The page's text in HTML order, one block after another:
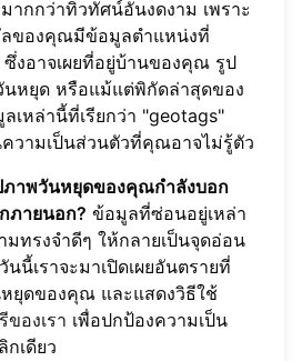
ากกว่าทิวทัศน์อันงดงาม เพราะ
ของคุณมีข้อมูลตำแหน่งที่
งอาจเผยที่อยู่บ้านของคุณ รูป
นหยุด หรือแม้แต่พิกัดล่าสุดของ
เหล่านี้ที่เรียกว่า "geotags"
ความเป็นส่วนตัวที่คุณอาจไม่รู้ตัว
าพวันหยุดของคุณกำลังบอก
ภายนอก? ข้อมูลที่ซ่อนอยู่เหล่า
มทรงจำดีๆ ให้กลายเป็นจุดอ่อน
นี้เราจะมาเปิดเผยอันตรายที่
ยุดของคุณ และแสดงวิธีใช้
องเรา เพื่อปกป้องความเป็น
เดียว